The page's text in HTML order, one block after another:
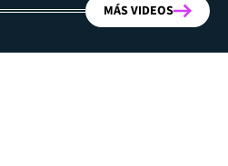
MÁS VIDEOS